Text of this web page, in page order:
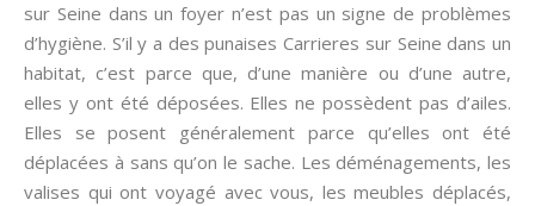
sur Seine dans un foyer n’est pas un signe de problèmes
d’hygiène. S’il y a des punaises Carrieres sur Seine dans un
habitat, c’est parce que, d’une manière ou d’une autre,
elles y ont été déposées. Elles ne possèdent pas d’ailes.
Elles se posent généralement parce qu’elles ont été
déplacées à sans qu’on le sache. Les déménagements, les
valises qui ont voyagé avec vous, les meubles déplacés,